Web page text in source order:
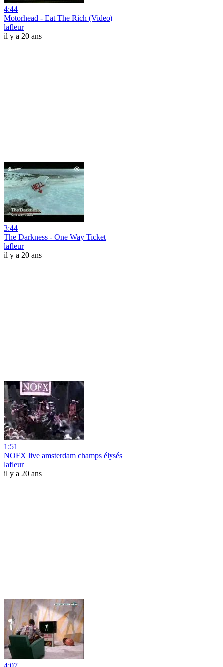
4:44
Motorhead - Eat The Rich (Video)
lafleur
il y a 20 ans
3:44
The Darkness - One Way Ticket
lafleur
il y a 20 ans
1:51
NOFX live amsterdam champs élysés
lafleur
il y a 20 ans